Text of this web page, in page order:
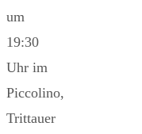
um
19:30
Uhr im
Piccolino,
Trittauer